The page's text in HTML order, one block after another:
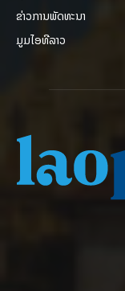
ຂ່າວການພັດທະນາ
ມູມໄອທີລາວ